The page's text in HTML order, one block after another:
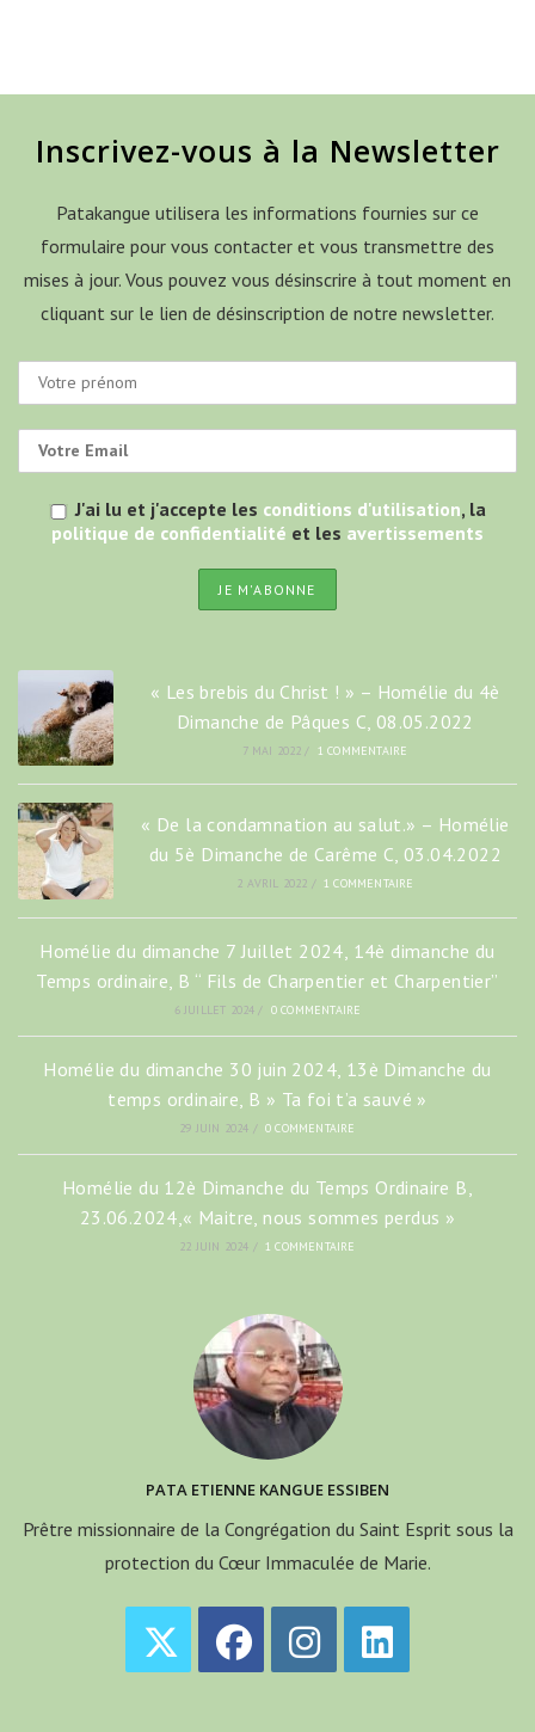
Inscrivez-vous à la Newsletter
Patakangue utilisera les informations fournies sur ce
formulaire pour vous contacter et vous transmettre des
mises à jour. Vous pouvez vous désinscrire à tout moment en
cliquant sur le lien de désinscription de notre newsletter.
J'ai lu et j'accepte les conditions d'utilisation, la
politique de confidentialité et les avertissements
« Les brebis du Christ ! » – Homélie du 4è
Dimanche de Pâques C, 08.05.2022
7 MAI 2022 / 1 COMMENTAIRE
« De la condamnation au salut.» – Homélie
du 5è Dimanche de Carême C, 03.04.2022
2 AVRIL 2022 / 1 COMMENTAIRE
Homélie du dimanche 7 Juillet 2024, 14è dimanche du
Temps ordinaire, B “ Fils de Charpentier et Charpentier”
6 JUILLET 2024 / 0 COMMENTAIRE
Homélie du dimanche 30 juin 2024, 13è Dimanche du
temps ordinaire, B » Ta foi t’a sauvé »
29 JUIN 2024 / 0 COMMENTAIRE
Homélie du 12è Dimanche du Temps Ordinaire B,
23.06.2024,« Maitre, nous sommes perdus »
22 JUIN 2024 / 1 COMMENTAIRE
PATA ETIENNE KANGUE ESSIBEN
Prêtre missionnaire de la Congrégation du Saint Esprit sous la
protection du Cœur Immaculée de Marie.